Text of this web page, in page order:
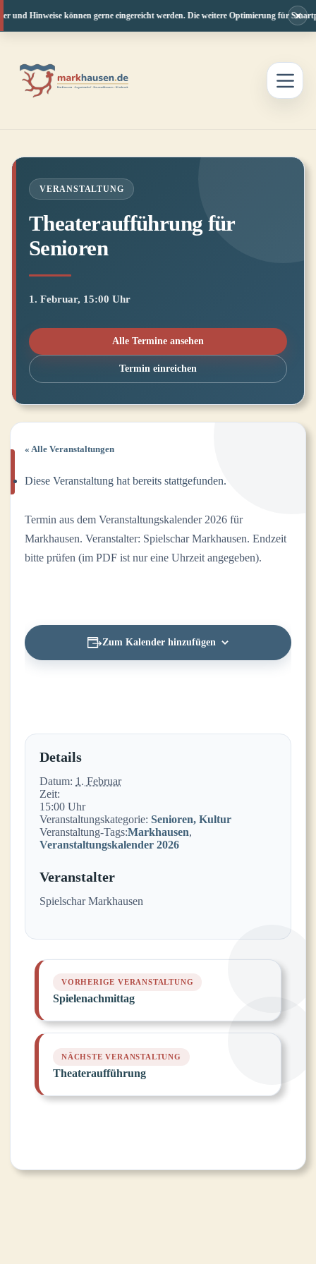
Hinweise können gerne eingereicht werden. Die weitere Optimierung für ×
springen
VERANSTALTUNG
Theateraufführung für
Senioren
1. Februar, 15:00 Uhr
Alle Termine ansehen
Termin einreichen
« Alle Veranstaltungen
Diese Veranstaltung hat bereits stattgefunden.
Termin aus dem Veranstaltungskalender 2026 für
Markhausen. Veranstalter: Spielschar Markhausen. Endzeit
bitte prüfen (im PDF ist nur eine Uhrzeit angegeben).
Zum Kalender hinzufügen
Details
Datum: 1. Februar
Zeit:
15:00 Uhr
Veranstaltungskategorie: Senioren, Kultur
Veranstaltung-Tags:Markhausen,
Veranstaltungskalender 2026
Veranstalter
Spielschar Markhausen
Spielenachmittag
Theateraufführung